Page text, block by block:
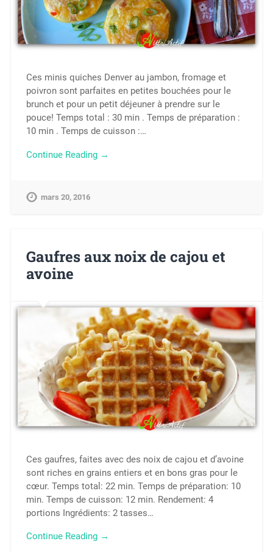
Ces minis quiches Denver au jambon, fromage et
poivron sont parfaites en petites bouchées pour le
brunch et pour un petit déjeuner à prendre sur le
pouce! Temps total : 30 min . Temps de préparation :
10 min . Temps de cuisson :…
Continue Reading →
mars 20, 2016
Gaufres aux noix de cajou et
avoine
Ces gaufres, faites avec des noix de cajou et d’avoine
sont riches en grains entiers et en bons gras pour le
cœur. Temps total: 22 min. Temps de préparation: 10
min. Temps de cuisson: 12 min. Rendement: 4
portions Ingrédients: 2 tasses…
Continue Reading →